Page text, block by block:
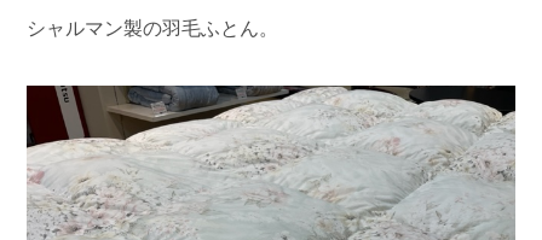
シャルマン製の羽毛ふとん。